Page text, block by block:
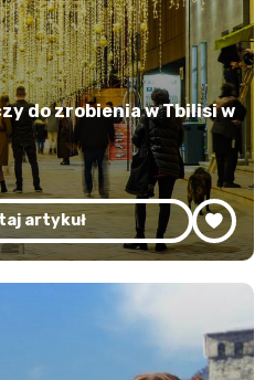
do zrobienia w Tbilisi w
artykuł